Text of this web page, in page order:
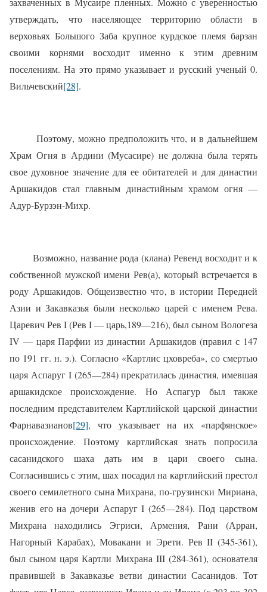
утверждать, что населяющее территорию области в
верховьях Большого Заба крупное курдское племя барзан
своими корнями восходит именно к этим древним
поселениям. На это прямо указывает и русский ученый 0.
Вильчевский[28].
Поэтому, можно предположить что, и в дальнейшем
Храм Огня в Ардини (Мусасире) не должна была терять
свое духовное значение для ее обитателей и для династии
Аршакидов стал главным династийным храмом огня —
Адур-Бурзэн-Михр.
Возможно, название рода (клана) Ревенд восходит и к
собственной мужской имени Рев(а), который встречается в
роду Аршакидов. Общеизвестно что, в истории Передней
Азии и Закавказья были несколько царей с именем Рева.
Царевич Рев I (Рев I — царь,189—216), был сыном Вологеза
IV — царя Парфии из династии Аршакидов (правил с 147
по 191 гг. н. э.). Согласно «Картлис цховреба», со смертью
царя Аспаруг I (265—284) прекратилась династия, имевшая
аршакидское происхождение. Но Аспагур был также
последним представителем Картлийской царской династии
Фарнавазианов[29], что указывает на их «парфянское»
происхождение. Поэтому картлийская знать попросила
сасанидского шаха дать им в цари своего сына.
Согласившись с этим, шах посадил на картлийский престол
своего семилетного сына Михрана, по-грузински Мириана,
женив его на дочери Аспаруг I (265—284). Под царством
Михрана находились Эгриси, Армения, Рани (Арран,
Нагорный Карабах), Мовакани и Эрети. Рев II (345-361),
был сыном царя Картли Михрана III (284-361), основателя
правившей в Закавказье ветви династии Сасанидов. Тот